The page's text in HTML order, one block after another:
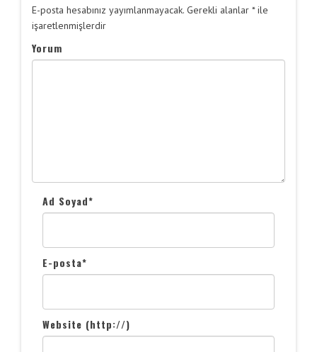
E-posta hesabınız yayımlanmayacak. Gerekli alanlar *ile
işaretlenmişlerdir
Yorum
Ad Soyad*
E-posta*
Website (http://)